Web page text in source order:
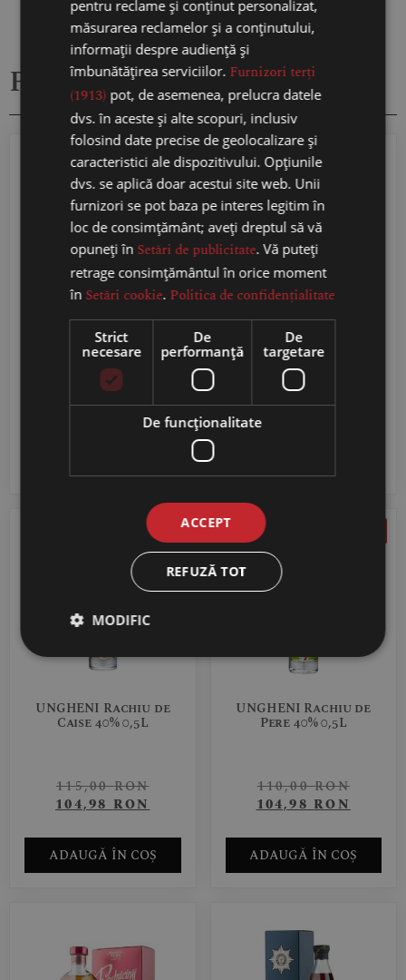
Produse similare
Kvint VSOP 5 ani – 40%
0,5L
52,99RON
KVINT XO 25 ANI 40%
0,5L în cutie premium
470,00RON
Reducere 9%
UNGHENI Rachiu de
Caise 40% 0,5L
115,00RON
104,98 RON
ADAUGĂ ÎN COȘ
UNGHENI Rachiu de
Pere 40% 0,5L
110,00RON
104,98 RON
ADAUGĂ ÎN COȘ
pentru reclame și conținut personalizat,
măsurarea reclamelor și a conținutului,
informații despre audiență și
îmbunătățirea serviciilor. Furnizori terți
(1913) pot, de asemenea, prelucra datele
dvs. în aceste și alte scopuri, inclusiv
folosind date precise de geolocalizare și
caracteristici ale dispozitivului. Opțiunile
dvs. se aplică doar acestui site web. Unii
furnizori se pot baza pe interes legitim în
loc de consimțământ; aveți dreptul să vă
opuneți în Setări de publicitate. Vă puteți
retrage consimțământul în orice moment
în Setări cookie. Politica de confidențialitate
Strict
necesare
De
performanță
De
targetare
De funcţionalitate
ACCEPT
REFUZĂ TOT
MODIFIC